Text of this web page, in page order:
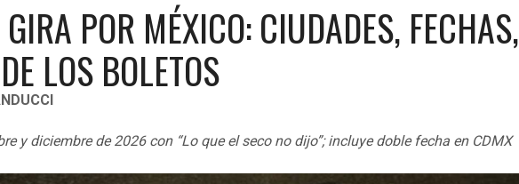
POR MÉXICO: CIUDADES, FECHAS,
LOS BOLETOS
y diciembre de 2026 con “Lo que el seco no dijo”; incluye doble fecha en CDMX